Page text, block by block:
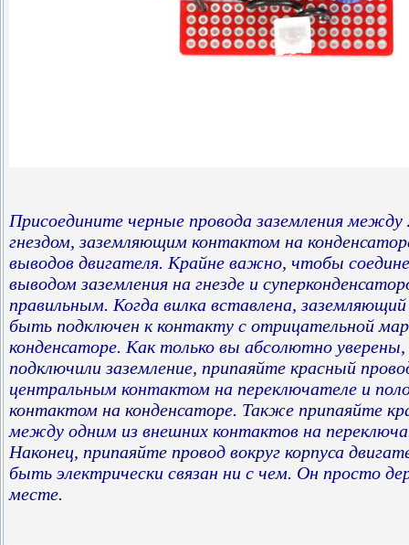
Присоедините черные провода заземления
гнездом, заземляющим контактом на
выводов двигателя. Крайне важно, чтобы
выводом заземления на гнезде и
правильным. Когда вилка вставлена,
быть подключен к контакту с отрицательной
конденсаторе. Как только вы абсолютно
подключили заземление, припаяйте красный
центральным контактом на переключателе и
контактом на конденсаторе. Также припаяйте
между одним из внешних контактов на
Наконец, припаяйте провод вокруг корпуса
быть электрически связан ни с чем. Он просто
месте.